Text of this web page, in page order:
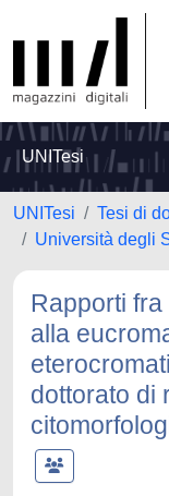
UNITesi
UNITesi
Tesi di
Università degli
Rapporti
alla
dottorato di